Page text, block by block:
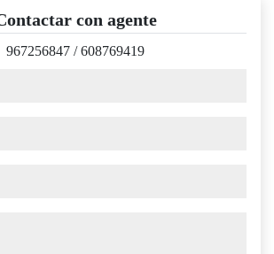
con agente
967256847 /608769419